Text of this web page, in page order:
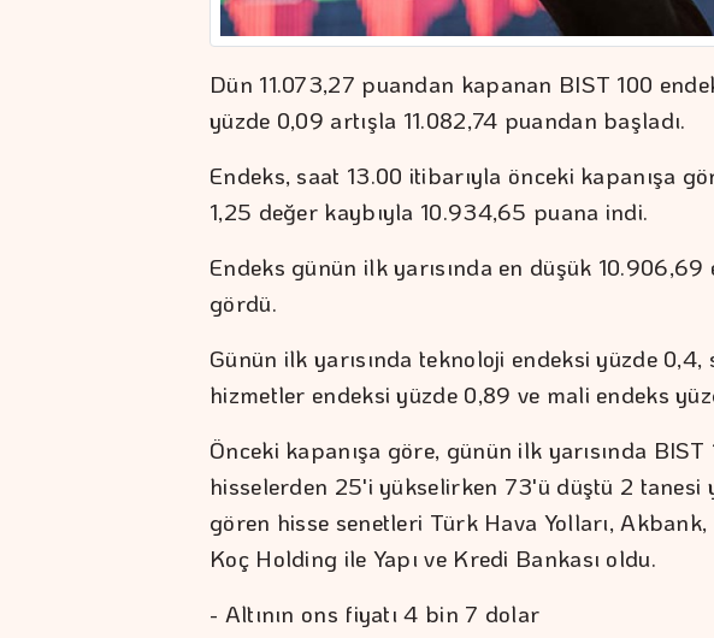
Dün 11.073,27 puandan kapanan BIST 100
yüzde 0,09 artışla 11.082,74 puandan başladı.
Endeks, saat 13.00 itibarıyla önceki kapanışa
1,25 değer kaybıyla 10.934,65 puana indi.
Endeks günün ilk yarısında en düşük 10.906,69
gördü.
Günün ilk yarısında teknoloji endeksi yüzde
hizmetler endeksi yüzde 0,89 ve mali endeks
Önceki kapanışa göre, günün ilk yarısında
hisselerden 25'i yükselirken 73'ü düştü 2 tanesi
gören hisse senetleri Türk Hava Yolları, Akbank,
Koç Holding ile Yapı ve Kredi Bankası oldu.
- Altının ons fiyatı 4 bin 7 dolar